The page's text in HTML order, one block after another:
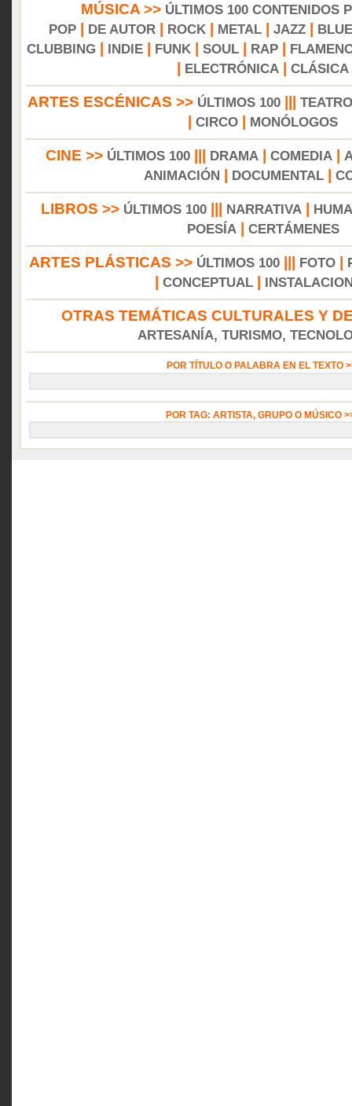
MÚSICA >> ÚLTIMOS 100 CONTENIDOS
POP
DE AUTOR ROCK METAL JAZZ
CLUBBING
INDIE FUNK SOUL RAP
ELECTRÓNICA CLÁSICA
ARTES ESCÉNICAS >> ÚLTIMOS 100||| TEATRO
CIRCO MONÓLOGOS
CINE >> ÚLTIMOS 100 DRAMA COMEDIA
ANIMACIÓN
DOCUMENTAL|
LIBROS >> ÚLTIMOS 100 NARRATIVA
POESÍA| CERTÁMENES
ARTES PLÁSTICAS >> ÚLTIMOS 100 FOTO
CONCEPTUAL
OTRAS TEMÁTICAS CULTURALES Y
ARTESANÍA, TURISMO,
POR TÍTULO O PALABRA EN EL TEXTO
POR TAG: ARTISTA, GRUPO O MÚSICO